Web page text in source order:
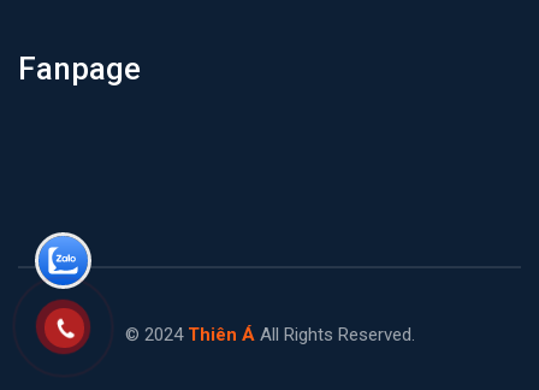
Fanpage
© 2024 Thiên Á All Rights Reserved.